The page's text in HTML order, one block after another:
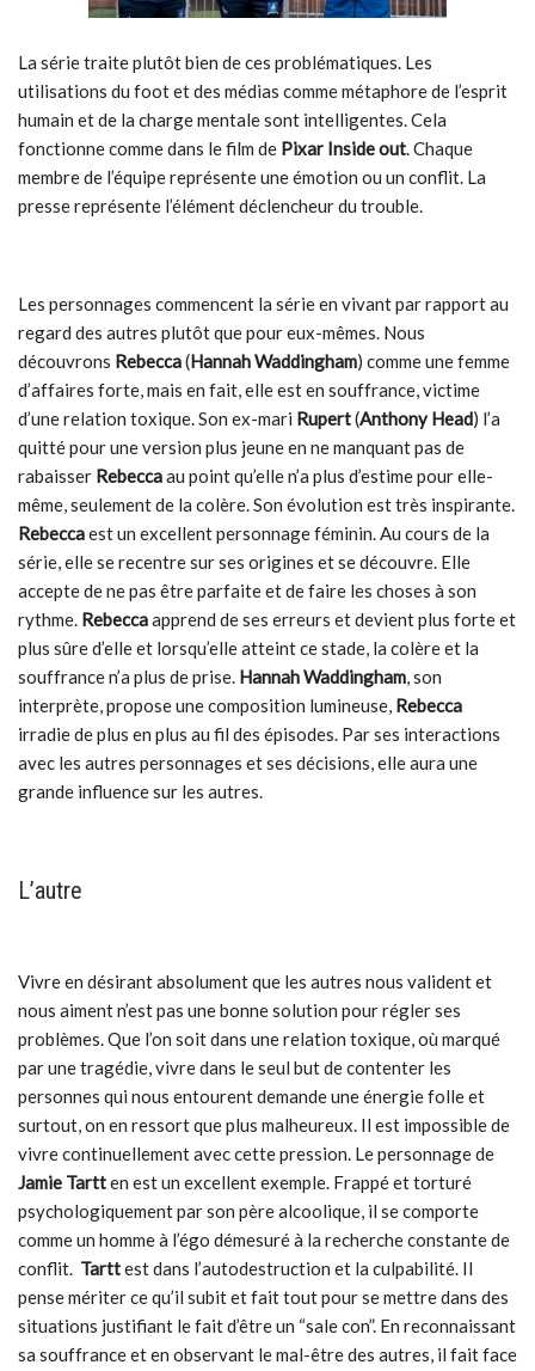
La série traite plutôt bien de ces problématiques. Les
utilisations du foot et des médias comme métaphore de l’esprit
humain et de la charge mentale sont intelligentes. Cela
fonctionne comme dans le film de Pixar Inside out. Chaque
membre de l’équipe représente une émotion ou un conflit. La
presse représente l’élément déclencheur du trouble.
Les personnages commencent la série en vivant par rapport au
regard des autres plutôt que pour eux-mêmes. Nous
découvrons Rebecca(Hannah Waddingham) comme une femme
d’affaires forte, mais en fait, elle est en souffrance, victime
d’une relation toxique. Son ex-mari Rupert(Anthony Head) l’a
quitté pour une version plus jeune en ne manquant pas de
rabaisser Rebeccaau point qu’elle n’a plus d’estime pour elle-
même, seulement de la colère. Son évolution est très inspirante.
Rebeccaest un excellent personnage féminin. Au cours de la
série, elle se recentre sur ses origines et se découvre. Elle
accepte de ne pas être parfaite et de faire les choses à son
rythme. Rebeccaapprend de ses erreurs et devient plus forte et
plus sûre d’elle et lorsqu’elle atteint ce stade, la colère et la
souffrance n’a plus de prise. Hannah Waddingham, son
interprète, propose une composition lumineuse, Rebecca
irradie de plus en plus au fil des épisodes. Par ses interactions
avec les autres personnages et ses décisions, elle aura une
grande influence sur les autres.
L’autre
Vivre en désirant absolument que les autres nous valident et
nous aiment n’est pas une bonne solution pour régler ses
problèmes. Que l’on soit dans une relation toxique, où marqué
par une tragédie, vivre dans le seul but de contenter les
personnes qui nous entourent demande une énergie folle et
surtout, on en ressort que plus malheureux. Il est impossible de
vivre continuellement avec cette pression. Le personnage de
Jamie Tartten est un excellent exemple. Frappé et torturé
psychologiquement par son père alcoolique, il se comporte
comme un homme à l’égo démesuré à la recherche constante de
conflit. Tarttest dans l’autodestruction et la culpabilité. Il
pense mériter ce qu’il subit et fait tout pour se mettre dans des
situations justifiant le fait d’être un “sale con”. En reconnaissant
sa souffrance et en observant le mal-être des autres, il fait face